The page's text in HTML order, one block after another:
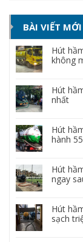
BÀI VIẾT MỚI
Hút
không
Hút
nhất
Hút
hành
Hút
ngay
Hút
sạch